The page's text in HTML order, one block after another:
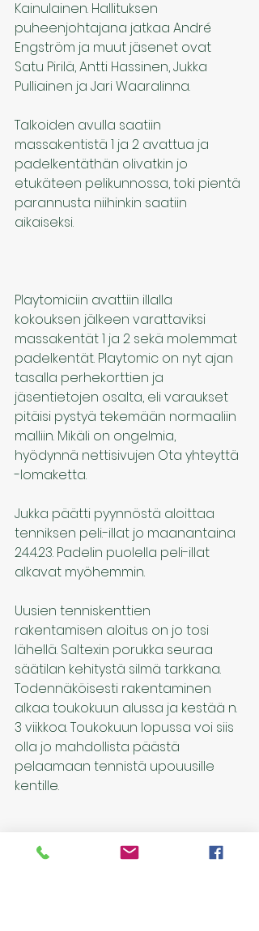
Kainulainen. Hallituksen
puheenjohtajana jatkaa André
Engström ja muut jäsenet ovat
Satu Pirilä, Antti Hassinen, Jukka
Pulliainen ja Jari Waaralinna.
Talkoiden avulla saatiin
massakentistä 1 ja 2 avattua ja
padelkentäthän olivatkin jo
etukäteen pelikunnossa, toki pientä
parannusta niihinkin saatiin
aikaiseksi.
Playtomiciin avattiin illalla
kokouksen jälkeen varattaviksi
massakentät 1 ja 2 sekä molemmat
padelkentät. Playtomic on nyt ajan
tasalla perhekorttien ja
jäsentietojen osalta, eli varaukset
pitäisi pystyä tekemään normaaliin
malliin. Mikäli on ongelmia,
hyödynnä nettisivujen Ota yhteyttä
-lomaketta.
Jukka päätti pyynnöstä aloittaa
tenniksen peli.-illat jo maanantaina
24.4.23. Padelin puolella peli-illat
alkavat myöhemmin.
Uusien tenniskenttien
rakentamisen aloitus on jo tosi
lähellä. Saltexin porukka seuraa
säätilan kehitystä silmä tarkkana.
Todennäköisesti rakentaminen
alkaa toukokuun alussa ja kestää n.
3 viikkoa. Toukokuun lopussa voi siis
olla jo mahdollista päästä
pelaamaan tennistä upouusille
kentille.